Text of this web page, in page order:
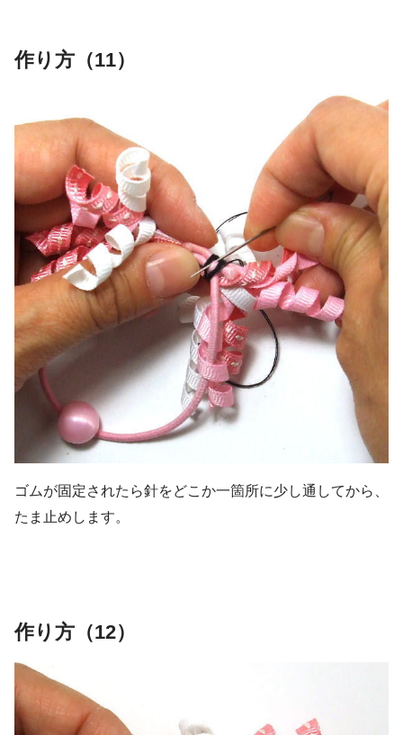
作り方（11）
ゴムが固定されたら針をどこか一箇所に少し通してから、
たま止めします。
作り方（12）